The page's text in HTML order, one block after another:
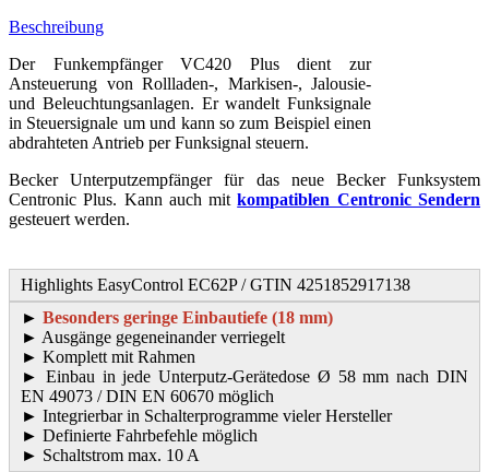
Beschreibung
Der Funkempfänger VC420 Plus dient zur
Ansteuerung von Rollladen-, Markisen-, Jalousie-
und Beleuchtungsanlagen. Er wandelt Funksignale
in Steuersignale um und kann so zum Beispiel einen
abdrahteten Antrieb per Funksignal steuern.
Becker Unterputzempfänger für das neue Becker Funksystem
Centronic Plus. Kann auch mitkompatiblen Centronic Sendern
gesteuert werden.
Highlights EasyControl EC62P / GTIN 4251852917138
► Besonders geringe Einbautiefe (18 mm)
► Ausgänge gegeneinander verriegelt
► Komplett mit Rahmen
► Einbau in jede Unterputz-Gerätedose Ø 58 mm nach DIN
EN 49073 / DIN EN 60670 möglich
► Integrierbar in Schalterprogramme vieler Hersteller
► Definierte Fahrbefehle möglich
► Schaltstrom max. 10 A